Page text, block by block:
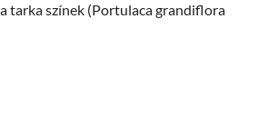
tarka színek (Portulaca grandiflora